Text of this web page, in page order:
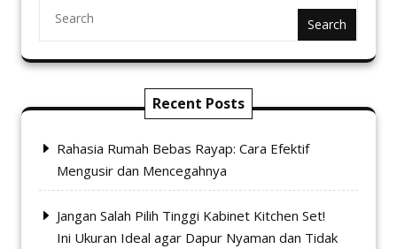
Search
Recent Posts
Rahasia Rumah Bebas Rayap: Cara Efektif
Mengusir dan Mencegahnya
Jangan Salah Pilih Tinggi Kabinet Kitchen Set!
Ini Ukuran Ideal agar Dapur Nyaman dan Tidak